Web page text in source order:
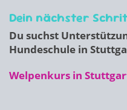
Dein nächster
Du suchst
Hundeschule in
Welpenkurs in